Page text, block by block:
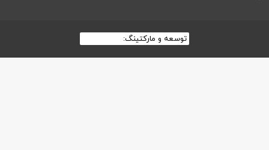
توسعه و مارکتینگ: